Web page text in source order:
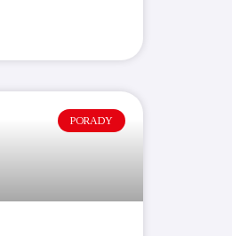
PORADY